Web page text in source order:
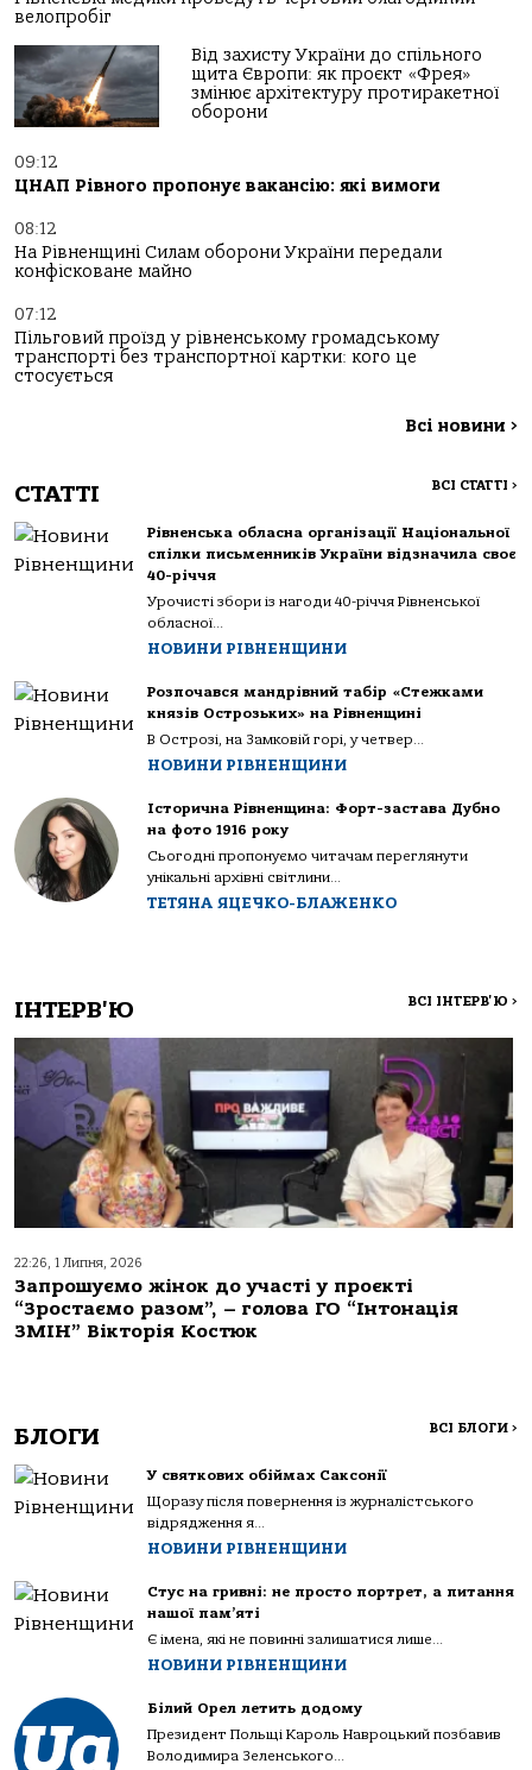
велопробіг
Від захисту України до спільного
щита Європи: як проєкт «Фрея»
змінює архітектуру протиракетної
оборони
09:12
ЦНАП Рівного пропонує вакансію: які вимоги
08:12
На Рівненщині Силам оборони України передали
конфісковане майно
07:12
Пільговий проїзд у рівненському громадському
транспорті без транспортної картки: кого це
стосується
Всі новини >
СТАТТІ ВСІ СТАТТІ >
Рівненська обласна організації Національної
спілки письменників України відзначила своє
40-річчя
Урочисті збори із нагоди 40-річчя Рівненської
обласної...
НОВИНИ РІВНЕНЩИНИ
Розпочався мандрівний табір «Стежками
князів Острозьких» на Рівненщині
В Острозі, на Замковій горі, у четвер...
НОВИНИ РІВНЕНЩИНИ
Історична Рівненщина: Форт-застава Дубно
на фото 1916 року
Сьогодні пропонуємо читачам переглянути
унікальні архівні світлини...
ТЕТЯНА ЯЦЕЧКО-БЛАЖЕНКО
ІНТЕРВ'Ю ВСІ ІНТЕРВ'Ю >
22:26, 1 Липня, 2026
Запрошуємо жінок до участі у проєкті
“Зростаємо разом”, – голова ГО “Інтонація
ЗМІН” Вікторія Костюк
БЛОГИ ВСІ БЛОГИ >
У святкових обіймах Саксонії
Щоразу після повернення із журналістського
відрядження я...
НОВИНИ РІВНЕНЩИНИ
Стус на гривні: не просто портрет, а питання
нашої пам’яті
Є імена, які не повинні залишатися лише...
НОВИНИ РІВНЕНЩИНИ
Білий Орел летить додому
Президент Польщі Кароль Навроцький позбавив
Володимира Зеленського...